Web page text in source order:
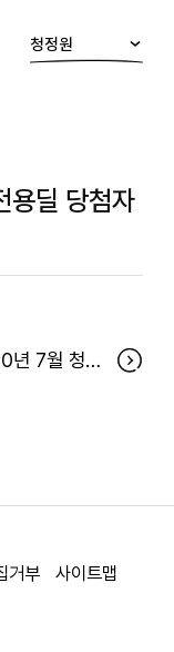
청정원
딜 당첨자
2020년 7월 청정원 출석 이벤트 당첨자
거부 사이트맵